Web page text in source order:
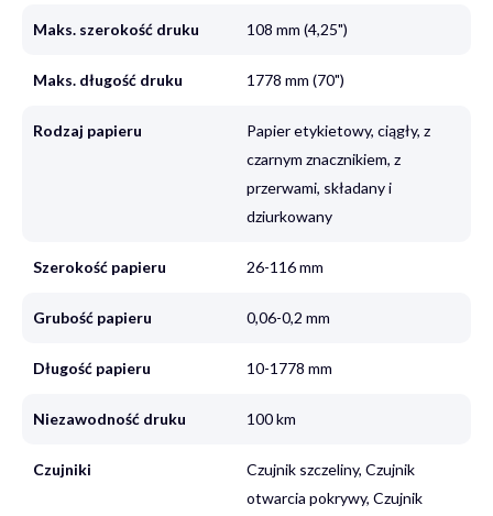
Maks. szerokość druku 108 mm (4,25")
Maks. długość druku 1778 mm (70")
Rodzaj papieru
Papier etykietowy, ciągły, z
czarnym znacznikiem, z
przerwami, składany i
dziurkowany
Szerokość papieru 26-116 mm
Grubość papieru 0,06-0,2 mm
Długość papieru 10-1778 mm
Niezawodność druku 100 km
Czujniki
Czujnik szczeliny, Czujnik
otwarcia pokrywy, Czujnik